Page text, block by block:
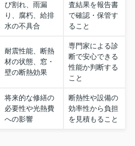
び割れ、雨漏
り、腐朽、給排
水の不具合
査結果を報告書
で確認・保管す
ること
耐震性能、断熱
材の状態、窓・
壁の断熱効果
専門家による診
断で安心できる
性能か判断する
こと
将来的な修繕の
必要性や光熱費
への影響
断熱性や設備の
効率性から負担
を見積もること